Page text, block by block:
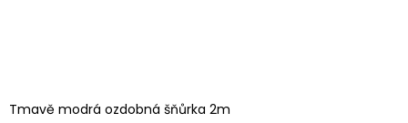
Tmavě modrá ozdobná šňůrka 2m